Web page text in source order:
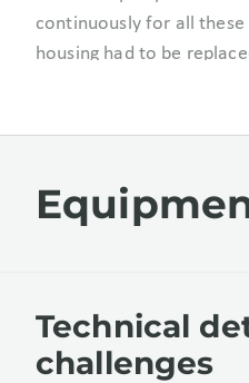
continuously for all these
housing had to be
Technical
challenges